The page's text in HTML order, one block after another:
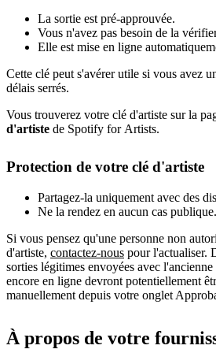
La sortie est pré-approuvée.
Vous n'avez pas besoin de la
Elle est mise en ligne
Cette clé peut s'avérer utile si vous avez
délais serrés.
Vous trouverez votre clé d'artiste sur la
d'artiste de Spotify for Artists.
Protection de votre clé d'artiste
Partagez-la uniquement avec des
Ne la rendez en aucun cas publique.
Si vous pensez qu'une personne non
d'artiste, contactez-nous pour l'actualiser.
sorties légitimes envoyées avec
encore en ligne devront potentiellement
manuellement depuis votre onglet
À propos de votre